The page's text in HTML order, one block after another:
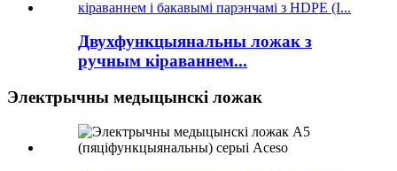
Двухфункцыянальны ложак з
ручным кіраваннем...
Электрычны медыцынскі ложак